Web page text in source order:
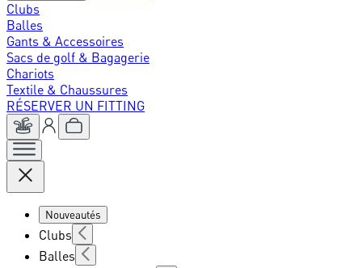
Clubs
Balles
Gants & Accessoires
Sacs de golf & Bagagerie
Chariots
Textile & Chaussures
RÉSERVER UN FITTING
Nouveautés
Clubs
Balles